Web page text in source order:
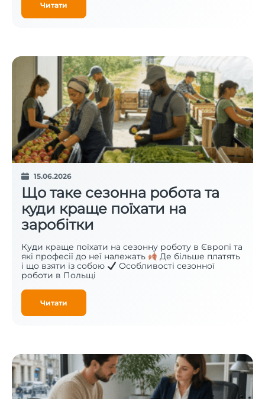
Читати
15.06.2026
Що таке сезонна робота та
куди краще поїхати на
заробітки
Куди краще поїхати на сезонну роботу в Європі та
які професії до неї належать
Де більше платять
і що взяти із собою
Особливості сезонної
роботи в Польщі
Читати